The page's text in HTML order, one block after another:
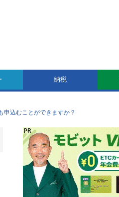
納税
申込むことができますか？